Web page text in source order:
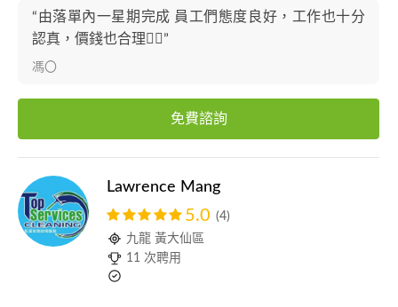
“由落單內一星期完成 員工們態度良好，工作也十分
認真，價錢也合理👍🏼”
馮〇
免費諮詢
Lawrence Mang
5.0 (4)
九龍 黃大仙區
11 次聘用